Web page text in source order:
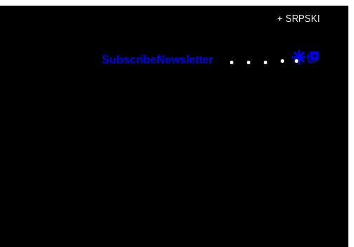
+ SRPSKI
SubscribeNewsletter Instagram
TikTok
YouTube
Google